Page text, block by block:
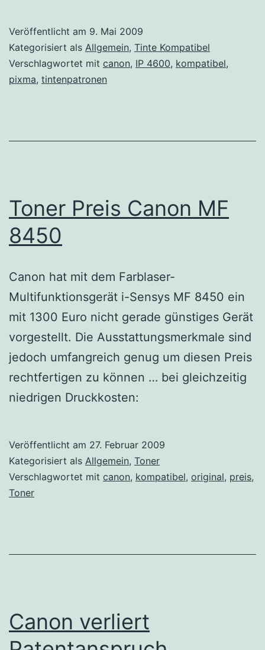
Veröffentlicht am 9. Mai 2009
Kategorisiert als Allgemein, Tinte Kompatibel
Verschlagwortet mit canon, IP 4600, kompatibel,
pixma, tintenpatronen
Toner Preis Canon MF
8450
Canon hat mit dem Farblaser-
Multifunktionsgerät i-Sensys MF 8450 ein
mit 1300 Euro nicht gerade günstiges Gerät
vorgestellt. Die Ausstattungsmerkmale sind
jedoch umfangreich genug um diesen Preis
rechtfertigen zu können … bei gleichzeitig
niedrigen Druckkosten:
Veröffentlicht am 27. Februar 2009
Kategorisiert als Allgemein, Toner
Verschlagwortet mit canon, kompatibel, original, preis,
Toner
Canon verliert